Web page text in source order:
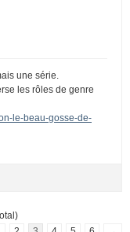
une série.
les rôles de genre
le-beau-gosse-de-